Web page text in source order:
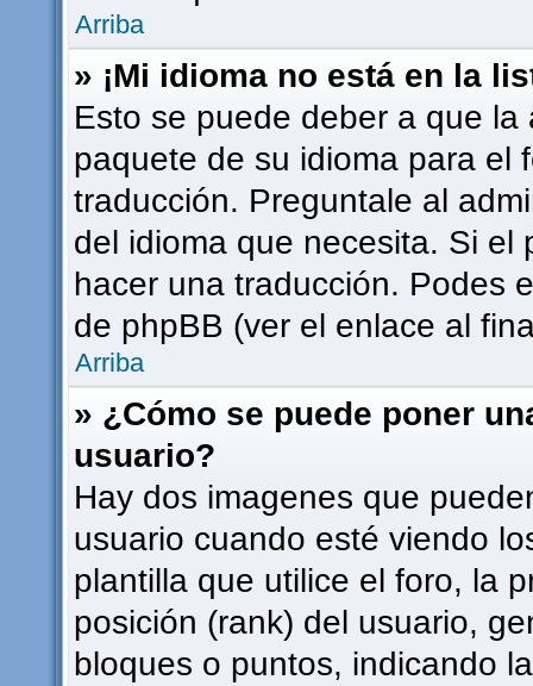
Arriba
» ¡Mi idioma no está en la
Esto se puede deber a que
paquete de su idioma para el
traducción. Preguntale al
del idioma que necesita. Si
hacer una traducción. Podes
de phpBB (ver el enlace al
Arriba
» ¿Cómo se puede poner
usuario?
Hay dos imagenes que
usuario cuando esté viendo
plantilla que utilice el foro, la
posición (rank) del usuario,
bloques o puntos, indicando